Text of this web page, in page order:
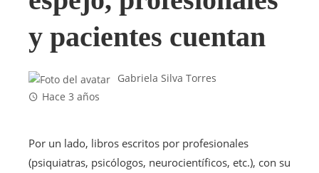
y pacientes cuentan
Gabriela Silva Torres
Hace 3 años
Por un lado, libros escritos por profesionales
(psiquiatras, psicólogos, neurocientíficos, etc.), con su